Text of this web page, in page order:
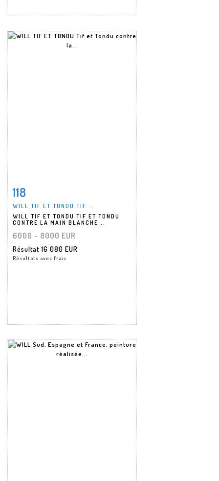
Fiche détaillée
118
WILL TIF ET TONDU TIF...
WILL TIF ET TONDU TIF ET TONDU
CONTRE LA MAIN BLANCHE...
6000 - 8000 EUR
Résultat 16 080 EUR
Résultats avec frais